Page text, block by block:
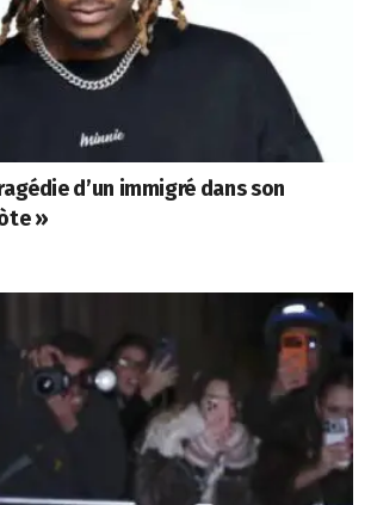
d’un immigré dans son
»